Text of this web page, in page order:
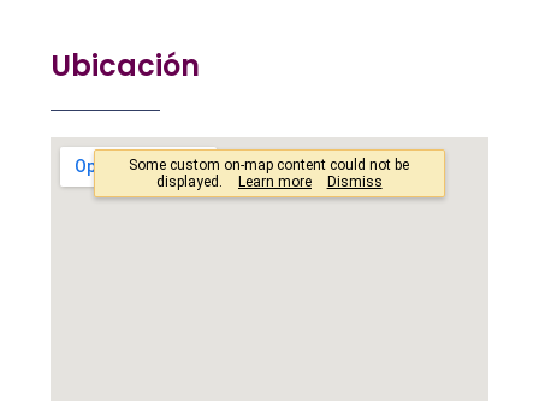
Ubicación